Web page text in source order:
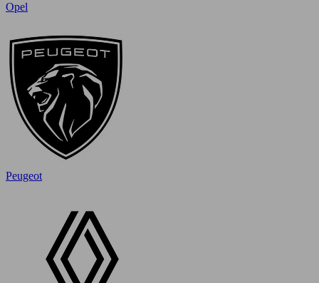
Opel
Peugeot